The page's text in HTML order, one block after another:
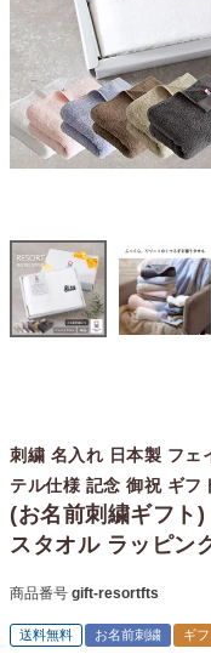
刺繍 名入れ 日本製 フェ
テル仕様 記念 御祝 ギフ
(お名前刺繍ギフト
スタオル ラッピン
商品番号 gift-resortfts
送料無料 お名前刺繍 ギフ